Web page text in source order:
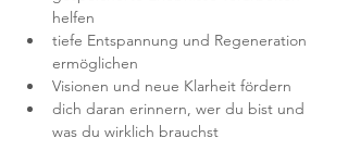
helfen
tiefe Entspannung und Regeneration
ermöglichen
Visionen und neue Klarheit fördern
dich daran erinnern, wer du bist und
was du wirklich brauchst